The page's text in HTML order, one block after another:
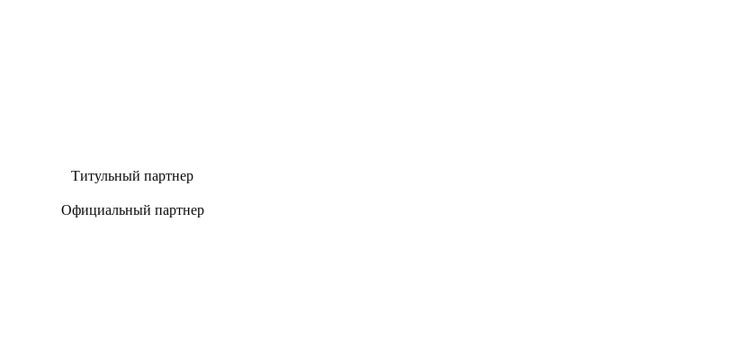
Титульный партнер
Официальный партнер